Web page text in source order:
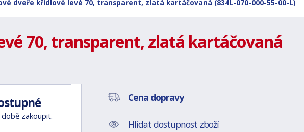
dveře křídlové levé 70, transparent, zlatá kartáčovaná (834L-070-000-55-00-L)
70, transparent, zlatá kartáčovaná
zakoupit.
Cena dopravy
Hlídat dostupnost zboží